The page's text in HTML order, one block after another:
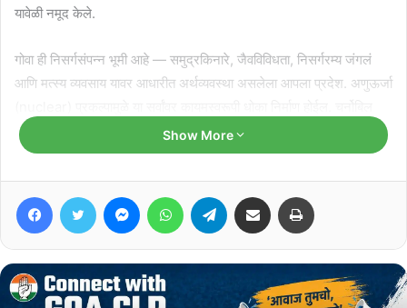
यावेळी नमूद केले.
गोवा ही निसर्गसंपन्न भूमी आहे — समुद्रकिनारे, जैवविविधता, निसर्गरम्य जंगलं
आणि मत्स्य व्यवसाय यावर आधारीत अर्थव्यवस्था असलेला आपला प्रदेश. अणुऊर्जा
आणि फुकुशिमा यांसारख्या दुर्घटनांचा अनुभव जगाने घेतलाय. एक लहानशी
चूकसुद्धा हजारो जीव घेतो आणि अनेक पिढ्यांना परिणाम सहन करावा लागतो. गोवा
अशा धोकादायक प्रकल्पासाठी भूगोल, संसाधने आणि आपत्ती व्यवस्थापनाच्या
दृष्टिकोनातून अजिबात सक्षम नाही​, असे पाटकर यांनी यावेळी अधोरेखित केले.
Related Articles
Show More
FacebookTwitter MessengerWhatsAppTelegram Share via Email